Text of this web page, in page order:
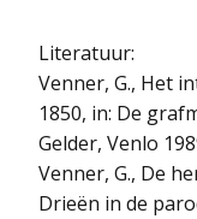
Literatuur:
Venner, G., Het
1850, in: De
Gelder, Venlo
Venner, G., De
Drieën in de